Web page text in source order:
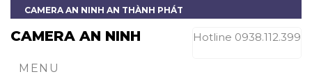
CAMERA AN NINH AN THÀNH PHÁT
CAMERA AN NINH Hotline 0938.112.399
MENU